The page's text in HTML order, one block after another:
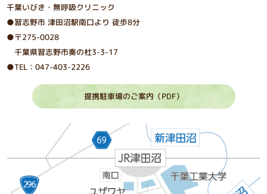
千葉いびき・無呼吸クリニック
●習志野市 津⽥沼駅南⼝より 徒歩8分
●〒275-0028
千葉県習志野市奏の杜3-3-17
●TEL：047-403-2226
提携駐車場のご案内（PDF）